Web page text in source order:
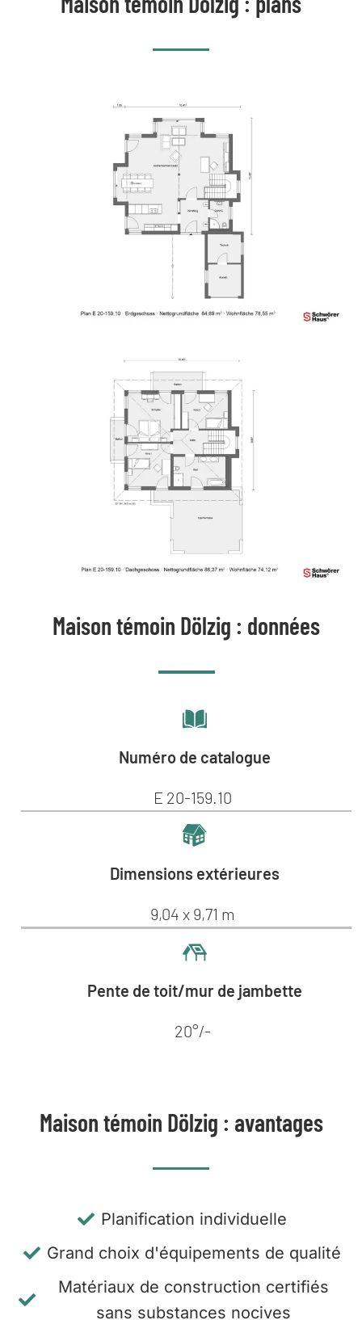
Maison témoin Dölzig : données
Numéro de catalogue
E 20-159.10
Dimensions extérieures
9,04 x 9,71 m
Pente de toit/mur de jambette
20°/-
Maison témoin Dölzig : avantages
Planification individuelle
Grand choix d'équipements de qualité
Matériaux de construction certifiés
sans substances nocives